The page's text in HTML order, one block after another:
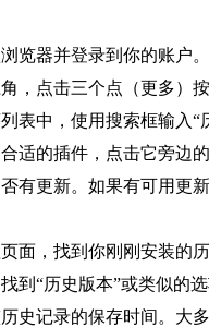
览器并登录到你的账户。
，点击三个点（更多）
表中，使用搜索框输入“
适的插件，点击它旁边
有更新。如果有可用更
面，找到你刚刚安装的
到“历史版本”或类似的
史记录的保存时间。大